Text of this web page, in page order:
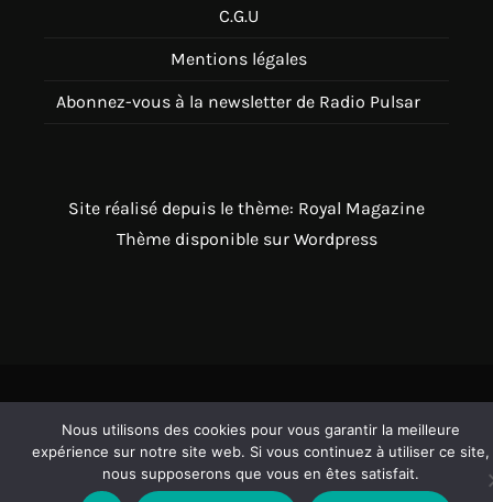
C.G.U
Mentions légales
Abonnez-vous à la newsletter de Radio Pulsar
Site réalisé depuis le thème: Royal Magazine
Thème disponible sur Wordpress
Nous utilisons des cookies pour vous garantir la meilleure
expérience sur notre site web. Si vous continuez à utiliser ce site,
nous supposerons que vous en êtes satisfait.